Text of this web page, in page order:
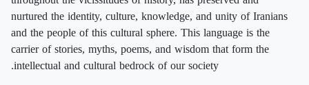
nurtured the identity, culture, knowledge, and unity of Iranians
and the people of this cultural sphere. This language is the
carrier of stories, myths, poems, and wisdom that form the
intellectual and cultural bedrock of our society.